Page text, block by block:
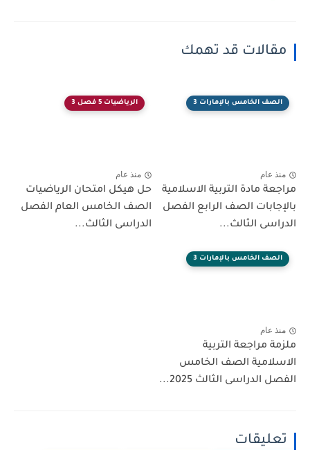
قد تهمك
الخامس بالإمارات 3
مادة التربية الاسلامية
الصف الرابع الفصل
الثالث...
الرياضيات 5 فصل 3
حل هيكل امتحان الرياضيات
الصف الخامس العام الفصل
الدراسى الثالث...
الخامس بالإمارات 3
مراجعة التربية
الصف الخامس
الثالث 2025...